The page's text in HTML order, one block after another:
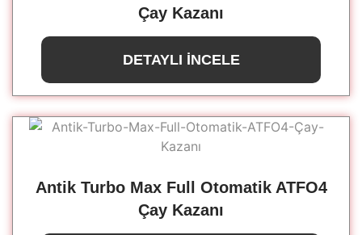
Çay Kazanı
DETAYLI İNCELE
Antik Turbo Max Full Otomatik ATFO4
Çay Kazanı